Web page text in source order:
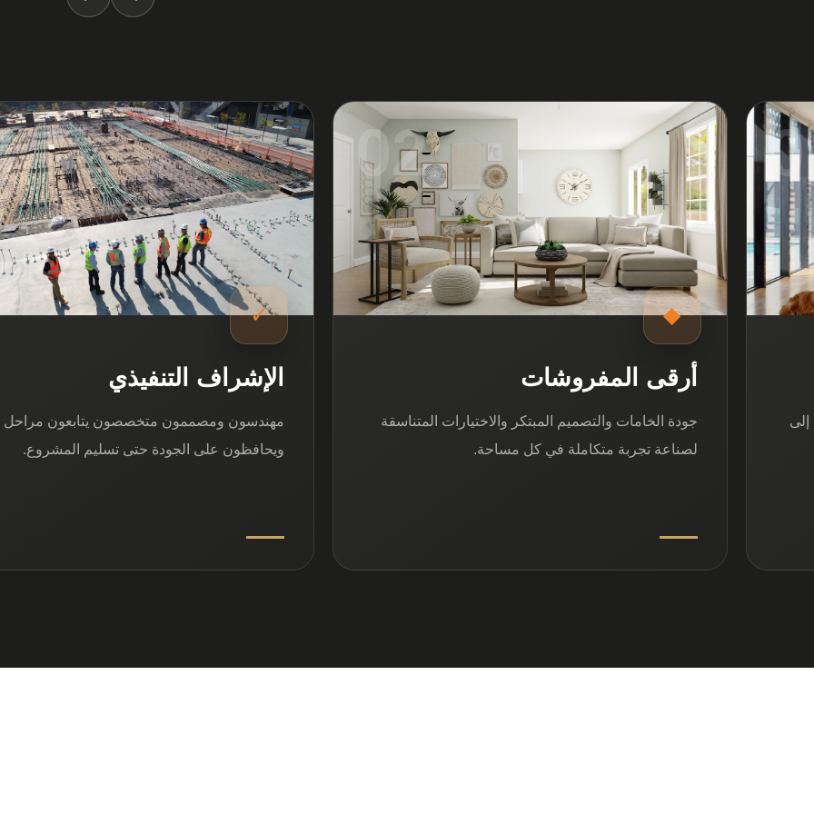
02
◆
أرقى المفروشات
جودة الخامات والتصميم المبتكر والاختيارات المتناسقة
لصناعة تجربة متكاملة في كل مساحة.
✓
الإشراف التنفيذي
مهندسون ومصممون متخصصون يتابعون مراحل
ويحافظون على الجودة حتى تسليم المشروع.